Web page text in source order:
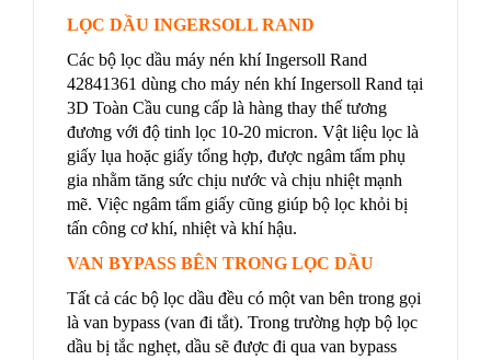
LỌC DẦU INGERSOLL RAND
Các bộ lọc dầu máy nén khí Ingersoll Rand
42841361 dùng cho máy nén khí Ingersoll Rand tại
3D Toàn Cầu cung cấp là hàng thay thế tương
đương với độ tinh lọc 10-20 micron. Vật liệu lọc là
giấy lụa hoặc giấy tổng hợp, được ngâm tẩm phụ
gia nhằm tăng sức chịu nước và chịu nhiệt mạnh
mẽ. Việc ngâm tẩm giấy cũng giúp bộ lọc khỏi bị
tấn công cơ khí, nhiệt và khí hậu.
VAN BYPASS BÊN TRONG LỌC DẦU
Tất cả các bộ lọc dầu đều có một van bên trong gọi
là van bypass (van đi tắt). Trong trường hợp bộ lọc
dầu bị tắc nghẹt, dầu sẽ được đi qua van bypass